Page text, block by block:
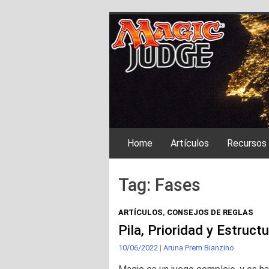
Skip
to
content
Magic Judge
Home Artículos Recursos
Tag: Fases
ARTÍCULOS, CONSEJOS DE REGLAS
Pila, Prioridad y
10/06/2022 | Aruna Prem Bianzino